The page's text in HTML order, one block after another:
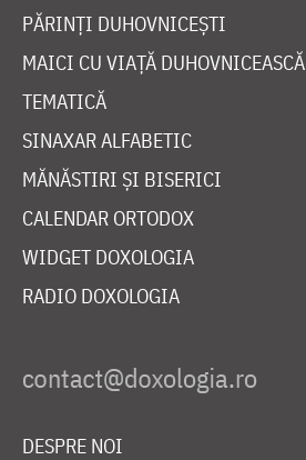
PĂRINȚI DUHOVNICEȘTI
MAICI CU VIAȚĂ DUHOVNICEASCĂ
TEMATICĂ
SINAXAR ALFABETIC
MĂNĂSTIRI ȘI BISERICI
CALENDAR ORTODOX
WIDGET DOXOLOGIA
RADIO DOXOLOGIA
DESPRE NOI